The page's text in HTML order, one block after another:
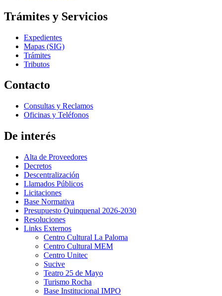
Trámites y Servicios
Expedientes
Mapas (SIG)
Trámites
Tributos
Contacto
Consultas y Reclamos
Oficinas y Teléfonos
De interés
Alta de Proveedores
Decretos
Descentralización
Llamados Públicos
Licitaciones
Base Normativa
Presupuesto Quinquenal 2026-2030
Resoluciones
Links Externos
Centro Cultural La Paloma
Centro Cultural MEM
Centro Unitec
Sucive
Teatro 25 de Mayo
Turismo Rocha
Base Institucional IMPO